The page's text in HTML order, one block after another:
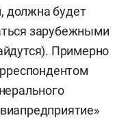
должна будет
зарубежными
Примерно